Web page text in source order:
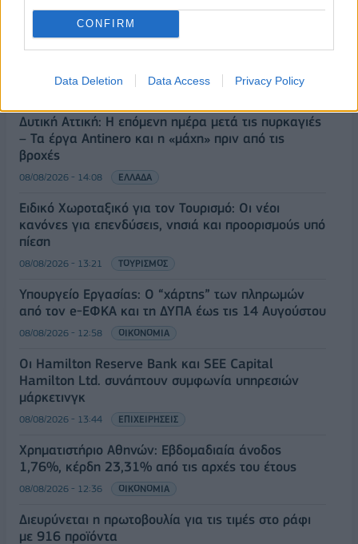
CONFIRM
Data Deletion Data Access Privacy Policy
Κορυφώνεται η έξοδος του Αυγούστου – Πάνω από
56.000 επιβάτες αναχωρούν σήμερα από τα
ΕΛΛΑΔΑ
Δυτική Αττική: Η επόμενη ημέρα μετά τις πυρκαγιές
– Τα έργα Antinero και η «μάχη» πριν από τις
βροχές
08/08/2026 - 14:08 ΕΛΛΑΔΑ
Ειδικό Χωροταξικό για τον Τουρισμό: Οι νέοι
κανόνες για επενδύσεις, νησιά και προορισμούς υπό
πίεση
08/08/2026 - 13:21 ΤΟΥΡΙΣΜΟΣ
Υπουργείο Εργασίας: Ο “χάρτης” των πληρωμών
από τον e-ΕΦΚΑ και τη ΔΥΠΑ έως τις 14 Αυγούστου
08/08/2026 - 12:58 ΟΙΚΟΝΟΜΙΑ
Οι Hamilton Reserve Bank και SEE Capital
Hamilton Ltd. συνάπτουν συμφωνία υπηρεσιών
μάρκετινγκ
08/08/2026 - 13:44 ΕΠΙΧΕΙΡΗΣΕΙΣ
Χρηματιστήριο Αθηνών: Εβδομαδιαία άνοδος
1,76%, κέρδη 23,31% από τις αρχές του έτους
08/08/2026 - 12:36 ΟΙΚΟΝΟΜΙΑ
Διευρύνεται η πρωτοβουλία για τις τιμές στο ράφι
με 916 προϊόντα